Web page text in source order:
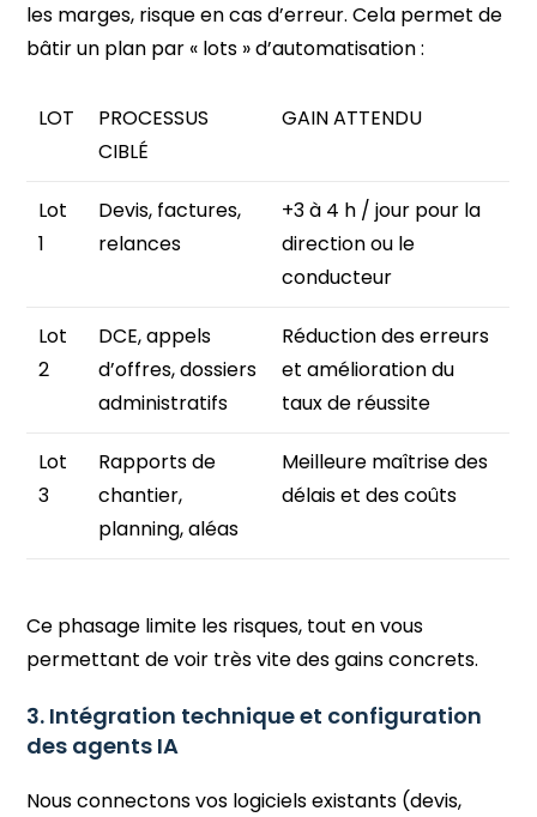
les marges, risque en cas d’erreur. Cela permet de
bâtir un plan par « lots » d’automatisation :
LOT
PROCESSUS
CIBLÉ
GAIN ATTENDU
Lot
1
Devis, factures,
relances
+3 à 4 h / jour pour la
direction ou le
conducteur
Lot
2
DCE, appels
d’offres, dossiers
administratifs
Réduction des erreurs
et amélioration du
taux de réussite
Lot
3
Rapports de
chantier,
planning, aléas
Meilleure maîtrise des
délais et des coûts
Ce phasage limite les risques, tout en vous
permettant de voir très vite des gains concrets.
3. Intégration technique et configuration
des agents IA
Nous connectons vos logiciels existants (devis,